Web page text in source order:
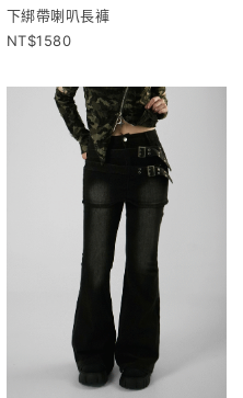
下綁帶喇叭長褲
1580